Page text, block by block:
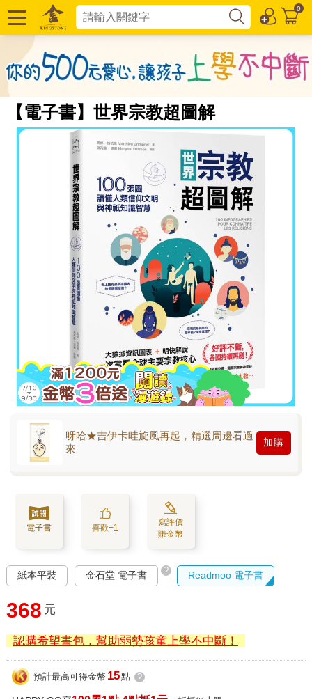
0
【電子書】世界宗教超圖解
呀哈★吉伊卡哇旋風再起，精選周邊看過
來
加購
電子書 喜歡+1
寫評價
賺金幣
紙本平裝 金石堂 電子書 ? Readmoo 電子書
368 元
認購希望書包，幫助弱勢孩童上學不中斷！
預計最高可得金幣 15點 ?